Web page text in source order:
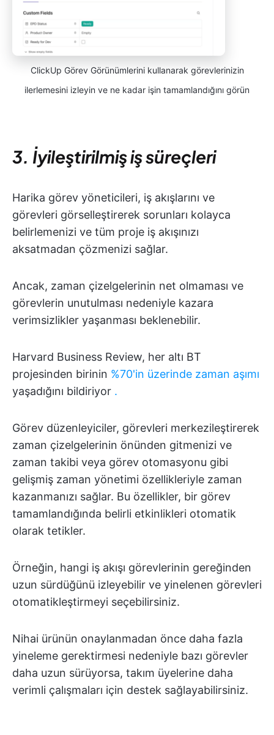
ClickUp Görev Görünümlerini kullanarak görevlerinizin
ilerlemesini izleyin ve ne kadar işin tamamlandığını görün
3. İyileştirilmiş iş süreçleri
Harika görev yöneticileri, iş akışlarını ve
görevleri görselleştirerek sorunları kolayca
belirlemenizi ve tüm proje iş akışınızı
aksatmadan çözmenizi sağlar.
Ancak, zaman çizelgelerinin net olmaması ve
görevlerin unutulması nedeniyle kazara
verimsizlikler yaşanması beklenebilir.
Harvard Business Review, her altı BT
projesinden birinin %70'in üzerinde zaman aşımı
yaşadığını bildiriyor .
Görev düzenleyiciler, görevleri merkezileştirerek
zaman çizelgelerinin önünden gitmenizi ve
zaman takibi veya görev otomasyonu gibi
gelişmiş zaman yönetimi özellikleriyle zaman
kazanmanızı sağlar. Bu özellikler, bir görev
tamamlandığında belirli etkinlikleri otomatik
olarak tetikler.
Örneğin, hangi iş akışı görevlerinin gereğinden
uzun sürdüğünü izleyebilir ve yinelenen görevleri
otomatikleştirmeyi seçebilirsiniz.
Nihai ürünün onaylanmadan önce daha fazla
yineleme gerektirmesi nedeniyle bazı görevler
daha uzun sürüyorsa, takım üyelerine daha
verimli çalışmaları için destek sağlayabilirsiniz.